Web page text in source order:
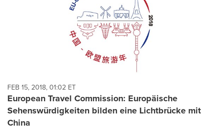
FEB 15, 2018, 01:02 ET
European Travel Commission: Europäische
Sehenswürdigkeiten bilden eine Lichtbrücke mit
China